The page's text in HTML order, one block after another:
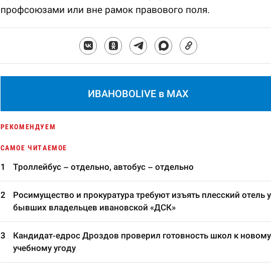
профсоюзами или вне рамок правового поля.
ИВАНОВОLIVE в MAX
РЕКОМЕНДУЕМ
САМОЕ ЧИТАЕМОЕ
Троллейбус – отдельно, автобус – отдельно
Росимущество и прокуратура требуют изъять плесский отель у
бывших владельцев ивановской «ДСК»
Кандидат-едрос Дроздов проверил готовность школ к новому
учебному угоду